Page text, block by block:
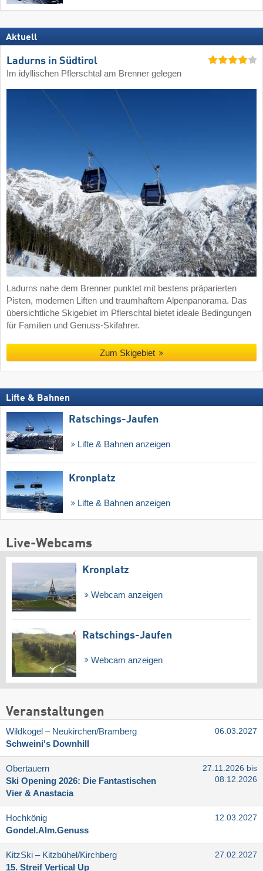
Aktuell
Ladurns in Südtirol
Im idyllischen Pflerschtal am Brenner gelegen
Ladurns nahe dem Brenner punktet mit bestens präparierten
Pisten, modernen Liften und traumhaftem Alpenpanorama. Das
übersichtliche Skigebiet im Pflerschtal bietet ideale Bedingungen
für Familien und Genuss-Skifahrer.
Zum Skigebiet
Lifte & Bahnen
Ratschings-Jaufen
Lifte & Bahnen anzeigen
Kronplatz
Lifte & Bahnen anzeigen
Live-Webcams
Kronplatz
Webcam anzeigen
Ratschings-Jaufen
Webcam anzeigen
Veranstaltungen
Wildkogel – Neukirchen/​Bramberg
Schweini's Downhill
06.03.2027
Obertauern
Ski Opening 2026: Die Fantastischen
Vier & Anastacia
27.11.2026 bis
08.12.2026
Hochkönig
Gondel.Alm.Genuss
12.03.2027
KitzSki – Kitzbühel/​Kirchberg
15. Streif Vertical Up
27.02.2027